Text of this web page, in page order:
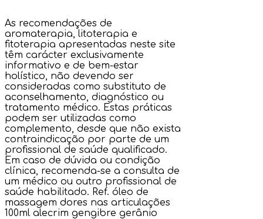
As recomendações de
aromaterapia, litoterapia e
fitoterapia apresentadas neste site
têm carácter exclusivamente
informativo e de bem-estar
holístico, não devendo ser
consideradas como substituto de
aconselhamento, diagnóstico ou
tratamento médico. Estas práticas
podem ser utilizadas como
complemento, desde que não exista
contraindicação por parte de um
profissional de saúde qualificado.
Em caso de dúvida ou condição
clínica, recomenda-se a consulta de
um médico ou outro profissional de
saúde habilitado. Ref. óleo de
massagem dores nas articulações
100ml alecrim gengibre gerânio